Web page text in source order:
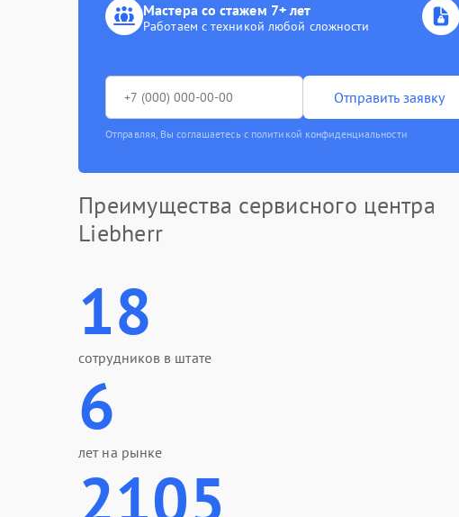
Мастера со стажем 7+ лет
Работаем с техникой любой сложности
Отправить заявку
Отправляя, Вы соглашаетесь с политикой конфиденциальности
Преимущества сервисного центра
Liebherr
18
сотрудников в штате
6
лет на рынке
2105